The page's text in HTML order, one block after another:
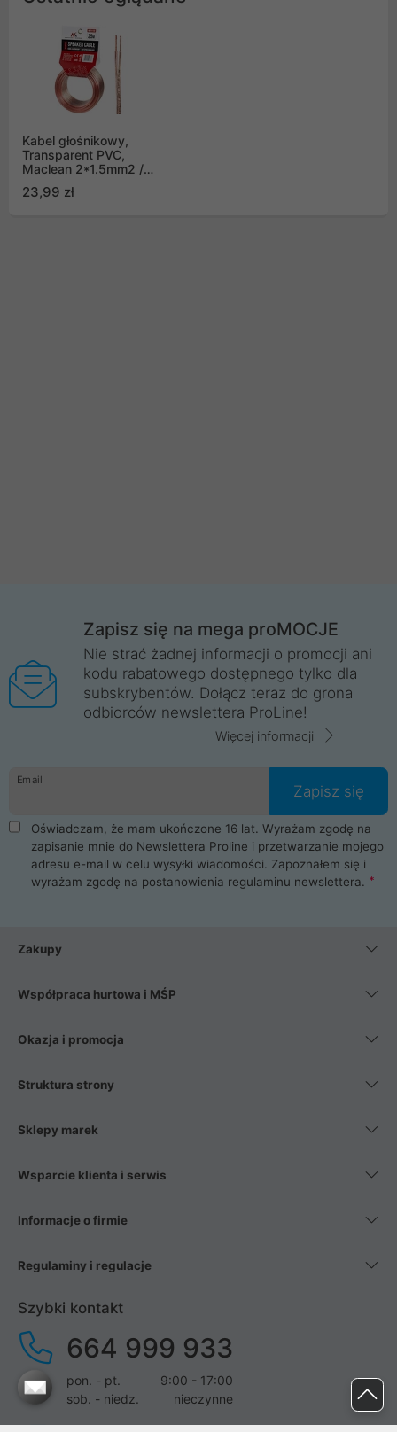
Kabel głośnikowy,
Transparent PVC,
Maclean 2*1.5mm2 /
3,5*7,0mm, 25m,
23,99 zł
Zapisz się na mega proMOCJE
Nie strać żadnej informacji o promocji ani
kodu rabatowego dostępnego tylko dla
subskrybentów. Dołącz teraz do grona
odbiorców newslettera ProLine!
Więcej informacji
Email
Zapisz się
Oświadczam, że mam ukończone 16 lat. Wyrażam zgodę na
zapisanie mnie do Newslettera Proline i przetwarzanie mojego
adresu e-mail w celu wysyłki wiadomości. Zapoznałem się i
wyrażam zgodę na postanowienia regulaminu newslettera.
Zakupy
Współpraca hurtowa i MŚP
Okazja i promocja
Struktura strony
Sklepy marek
Wsparcie klienta i serwis
Informacje o firmie
Regulaminy i regulacje
Szybki kontakt
664 999 933
pon. - pt.
9:00 - 17:00
sob. - niedz.
nieczynne